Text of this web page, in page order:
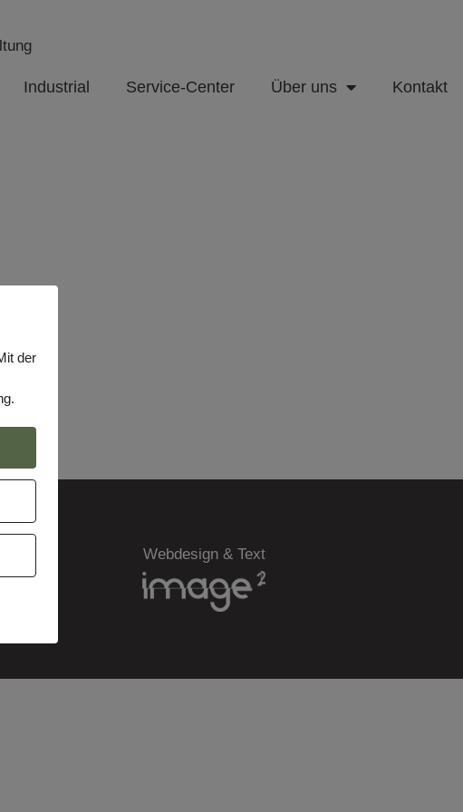
Industrial Service-Center Über uns Kontakt
Webdesign & Text
der